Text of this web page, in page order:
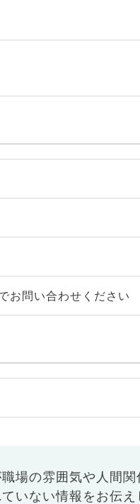
お問い合わせください
職場の雰囲気や人間関
いない情報をお伝え